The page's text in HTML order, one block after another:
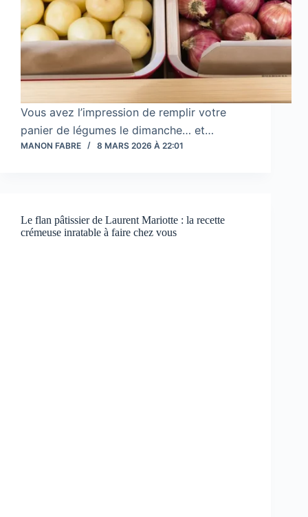
Vous avez l’impression de remplir votre
panier de légumes le dimanche… et…
MANON FABRE 8 MARS 2026 À 22:01
Le flan pâtissier de Laurent Mariotte : la recette
crémeuse inratable à faire chez vous